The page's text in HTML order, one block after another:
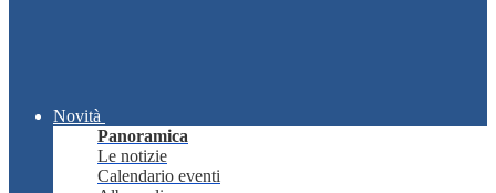
Novità
Panoramica
Le notizie
Calendario eventi